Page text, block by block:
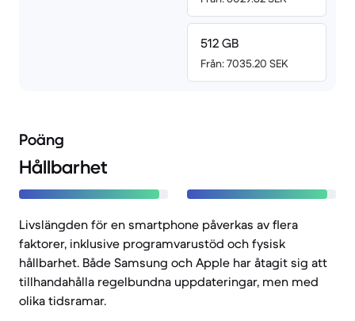
512 GB
Från: 7035.20 SEK
Poäng
Hållbarhet
Livslängden för en smartphone påverkas av flera
faktorer, inklusive programvarustöd och fysisk
hållbarhet. Både Samsung och Apple har åtagit sig att
tillhandahålla regelbundna uppdateringar, men med
olika tidsramar.